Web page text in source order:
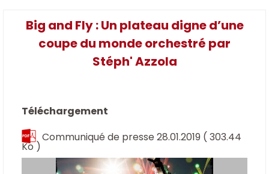
Big and Fly : Un plateau digne d’une
coupe du monde orchestré par
Stéph' Azzola
Téléchargement
Communiqué de presse 28.01.2019 ( 303.44
Ko )